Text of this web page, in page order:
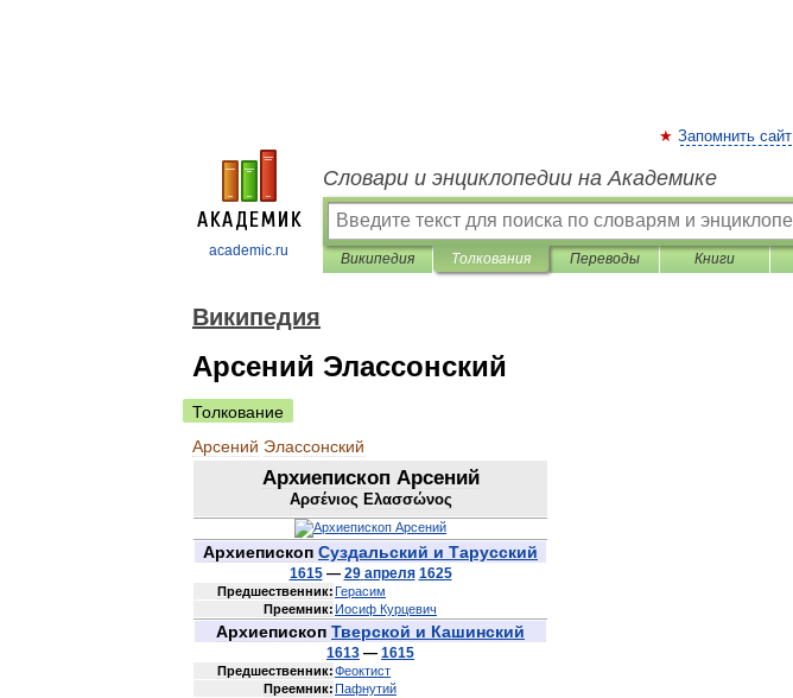
academic.ru
Запомнить сайт
Словари и энциклопедии на Академике
Википедия Толкования Переводы Книги
Википедия
Арсений Элассонский
Толкование
Арсений Элассонский
Архиепископ Арсений
Αρσένιος Ελασσώνος
Архиепископ Суздальский и Тарусский
1615— 29 апреля 1625
Предшественник: Герасим
Преемник: Иосиф Курцевич
Архиепископ Тверской и Кашинский
1613 — 1615
Предшественник:Феоктист
Преемник:Пафнутий